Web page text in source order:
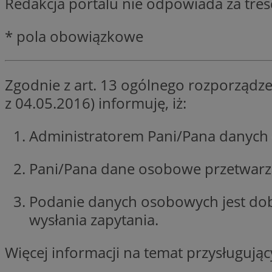
* pola obowiązkowe
Zgodnie z art. 13 ogólnego
z 04.05.2016) informuję, iż:
Administratorem Pani/Pana
Pani/Pana dane osobowe
Podanie danych osobowych jest
wysłania zapytania.
Więcej informacji na temat
SessID
__cf_bm